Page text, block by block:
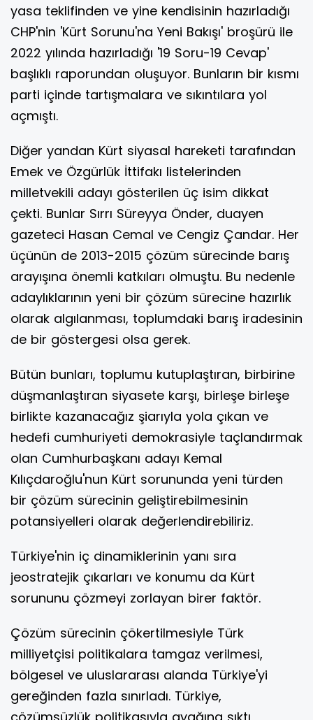
yasa teklifinden ve yine kendisinin hazırladığı
CHP'nin 'Kürt Sorunu'na Yeni Bakışı' broşürü ile
2022 yılında hazırladığı '19 Soru-19 Cevap'
başlıklı raporundan oluşuyor. Bunların bir kısmı
parti içinde tartışmalara ve sıkıntılara yol
açmıştı.
Diğer yandan Kürt siyasal hareketi tarafından
Emek ve Özgürlük İttifakı listelerinden
milletvekili adayı gösterilen üç isim dikkat
çekti. Bunlar Sırrı Süreyya Önder, duayen
gazeteci Hasan Cemal ve Cengiz Çandar. Her
üçünün de 2013-2015 çözüm sürecinde barış
arayışına önemli katkıları olmuştu. Bu nedenle
adaylıklarının yeni bir çözüm sürecine hazırlık
olarak algılanması, toplumdaki barış iradesinin
de bir göstergesi olsa gerek.
Bütün bunları, toplumu kutuplaştıran, birbirine
düşmanlaştıran siyasete karşı, birleşe birleşe
birlikte kazanacağız şiarıyla yola çıkan ve
hedefi cumhuriyeti demokrasiyle taçlandırmak
olan Cumhurbaşkanı adayı Kemal
Kılıçdaroğlu'nun Kürt sorununda yeni türden
bir çözüm sürecinin geliştirebilmesinin
potansiyelleri olarak değerlendirebiliriz.
Türkiye'nin iç dinamiklerinin yanı sıra
jeostratejik çıkarları ve konumu da Kürt
sorununu çözmeyi zorlayan birer faktör.
Çözüm sürecinin çökertilmesiyle Türk
milliyetçisi politikalara tamgaz verilmesi,
bölgesel ve uluslararası alanda Türkiye'yi
gereğinden fazla sınırladı. Türkiye,